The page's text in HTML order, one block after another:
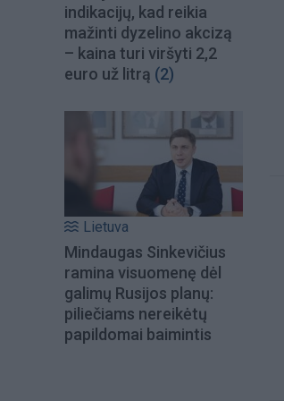
indikacijų, kad reikia
mažinti dyzelino akcizą
– kaina turi viršyti 2,2
euro už litrą (2)
Lietuva
Mindaugas Sinkevičius
ramina visuomenę dėl
galimų Rusijos planų:
piliečiams nereikėtų
papildomai baimintis